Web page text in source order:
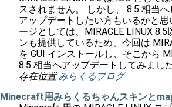
スされません。 しかし、 8.5 相当
アップデートしたい方もいるかと
ージとしては、MIRACLE LINUX 8.5
ンも提供しているため、今回は
を GUI インストールし、そこから
8.5 相当へアップデートしてみました
存在位置 みらくるブログ
Minecraft用みらくるちゃんスキンと